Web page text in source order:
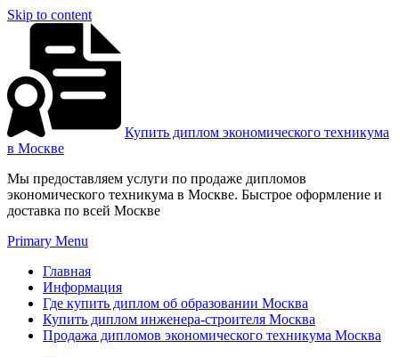
Skip to content
Купить диплом экономического техникума
в Москве
Мы предоставляем услуги по продаже дипломов
экономического техникума в Москве. Быстрое оформление и
доставка по всей Москве
Primary Menu
Главная
Информация
Где купить диплом об образовании Москва
Купить диплом инженера-строителя Москва
Продажа дипломов экономического техникума Москва